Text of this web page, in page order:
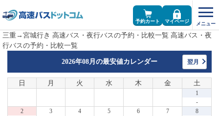
予約カート マイページ
三重→宮城行き 高速バス・夜行バスの予約・比較一覧 高速バス・夜
行バスの予約・比較一覧
2026年08月の最安値カレンダー 翌月
日 月 火 水 木 金 土
1
-
2
3
4
5
6
7
8